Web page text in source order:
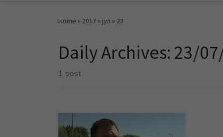
Home » 2017 » јул » 23
Daily Archives: 23/
1 post
Током јула месеца две теме су